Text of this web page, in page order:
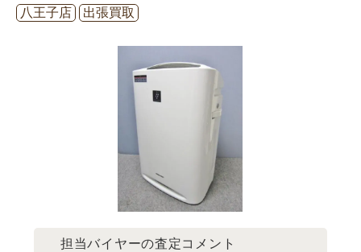
八王子店
出張買取
担当バイヤーの査定コメント